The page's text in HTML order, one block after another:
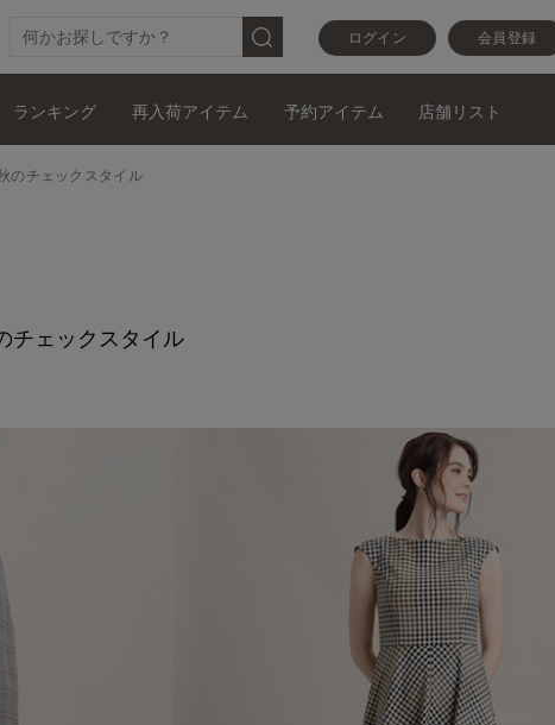
ログイン 会員登録
ランキング 再入荷アイテム 予約アイテム 店舗リスト
のチェックスタイル
チェックスタイル